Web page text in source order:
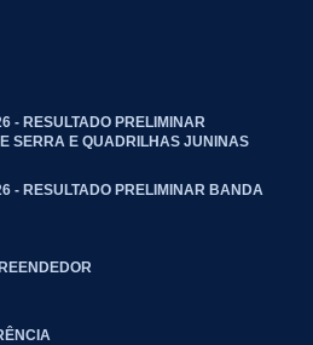
- RESULTADO PRELIMINAR
SERRA E QUADRILHAS JUNINAS
- RESULTADO PRELIMINAR BANDA